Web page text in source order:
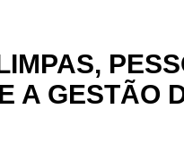
A GESTÃO